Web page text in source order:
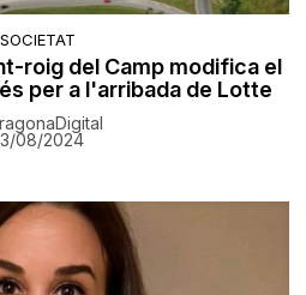
SOCIETAT
roig del Camp modifica el
per a l'arribada de Lotte
08/2024